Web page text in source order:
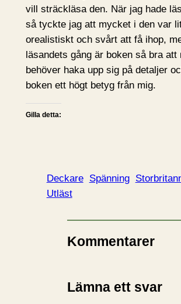
vill sträckläsa den. När jag hade
så tyckte jag att mycket i den var
orealistiskt och svårt att få ihop,
läsandets gång är boken så bra att
behöver haka upp sig på detaljer
boken ett högt betyg från mig.
Gilla detta:
Deckare Spänning
Utläst
Kommentarer
Lämna ett svar